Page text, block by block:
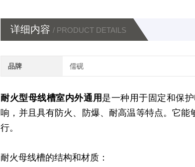
详细内容 / PRODUCT DETAILS
品牌 儒砚
耐火型母线槽室内外通用 是一种用于固定和保
响，并且具有防火、防爆、耐高温等特点。它
行。
耐火母线槽的结构和材质：